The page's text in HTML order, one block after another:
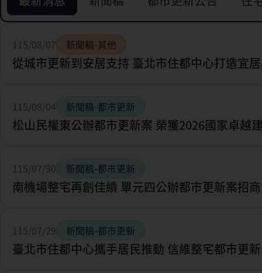
115/08/07 新聞稿-其他
從城市更新到安居支持 臺北市住都中心打造宜
115/08/04 新聞稿-都市更新
松山民權東公辦都市更新案 榮獲2026國家卓越
115/07/30 新聞稿-都市更新
南機場整宅再創佳績 單元四公辦都市更新案招
115/07/29 新聞稿-都市更新
臺北市住都中心攜手居民推動 信維整